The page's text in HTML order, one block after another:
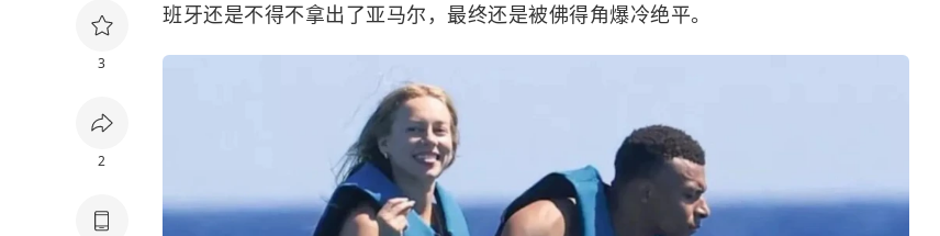
3
2
班牙还是不得不拿出了亚马尔，最终还是被佛得角爆冷绝平。